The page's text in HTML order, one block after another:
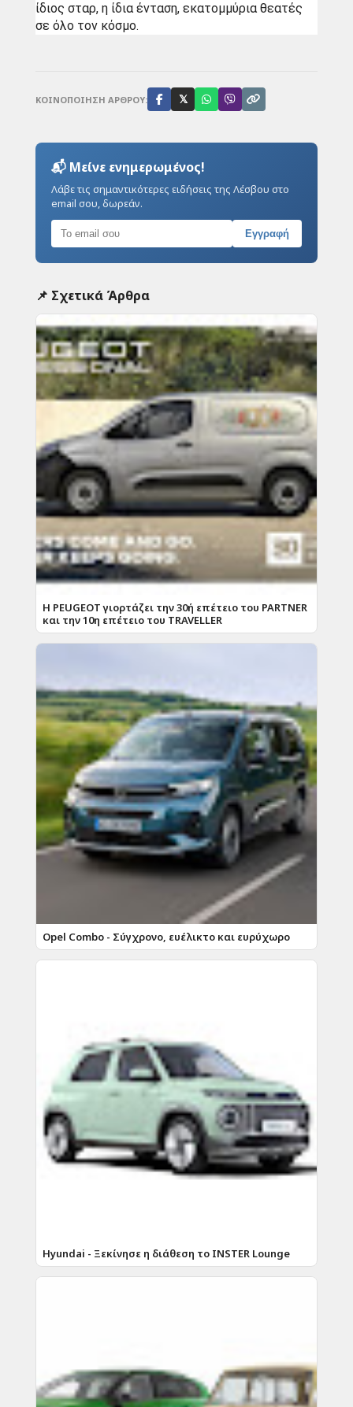
ίδιος σταρ, η ίδια ένταση, εκατομμύρια θεατές
σε όλο τον κόσμο.
ΚΟΙΝΟΠΟΙΗΣΗ ΑΡΘΡΟΥ: 𝕏
📬 Μείνε ενημερωμένος!
Λάβε τις σημαντικότερες ειδήσεις της Λέσβου στο
email σου, δωρεάν.
Εγγραφή
📌 Σχετικά Άρθρα
Η PEUGEOT γιορτάζει την 30ή επέτειο του PARTNER
και την 10η επέτειο του TRAVELLER
Opel Combo - Σύγχρονο, ευέλικτο και ευρύχωρο
Hyundai - Ξεκίνησε η διάθεση το INSTER Lounge